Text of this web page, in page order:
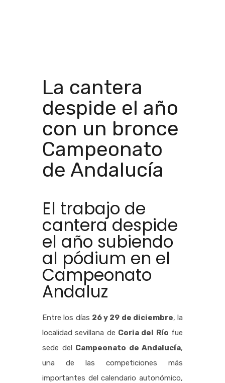
La cantera
despide el año
con un bronce
Campeonato
de Andalucía
El trabajo de
cantera despide
el año subiendo
al pódium en el
Campeonato
Andaluz
Entre los días 26 y 29 de diciembre, la
localidad sevillana de Coria del Río fue
sede del Campeonato de Andalucía,
una de las competiciones más
importantes del calendario autonómico,